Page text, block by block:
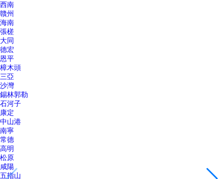
西南
贛州
海南
張槎
大同
德宏
恩平
樟木頭
三亞
沙灣
錫林郭勒
石河子
康定
中山港
南寧
常德
高明
松原
咸陽
五指山